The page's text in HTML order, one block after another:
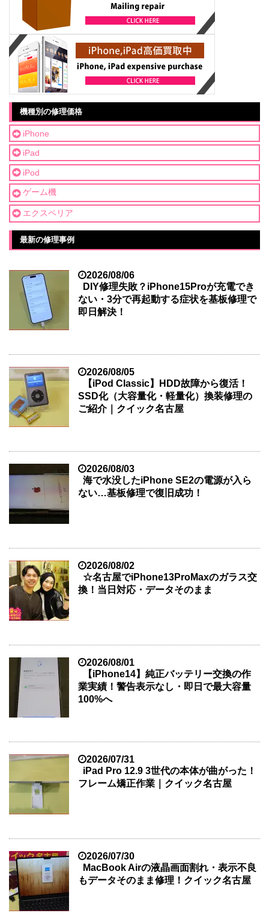
機種別の修理価格
iPhone
iPad
iPod
ゲーム機
エクスペリア
最新の修理事例
2026/08/06
DIY修理失敗？iPhone15Proが充電でき
ない・3分で再起動する症状を基板修理で
即日解決！
2026/08/05
【iPod Classic】HDD故障から復活！
SSD化（大容量化・軽量化）換装修理の
ご紹介｜クイック名古屋
2026/08/03
海で水没したiPhone SE2の電源が入ら
ない…基板修理で復旧成功！
2026/08/02
☆名古屋でiPhone13ProMaxのガラス交
換！当日対応・データそのまま
2026/08/01
【iPhone14】純正バッテリー交換の作
業実績！警告表示なし・即日で最大容量
100%へ
2026/07/31
iPad Pro 12.9 3世代の本体が曲がった！
フレーム矯正作業｜クイック名古屋
2026/07/30
MacBook Airの液晶画面割れ・表示不良
もデータそのまま修理！クイック名古屋